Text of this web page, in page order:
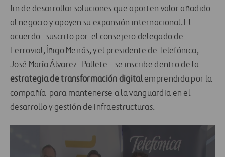
fin de desarrollar soluciones que aporten valor añadido
al negocio y apoyen su expansión internacional. El
acuerdo -suscrito por el consejero delegado de
Ferrovial, Íñigo Meirás, y el presidente de Telefónica,
José María Álvarez-Pallete- se inscribe dentro de la
estrategia de transformación digitalemprendida por la
compañía para mantenerse a la vanguardia en el
desarrollo y gestión de infraestructuras.